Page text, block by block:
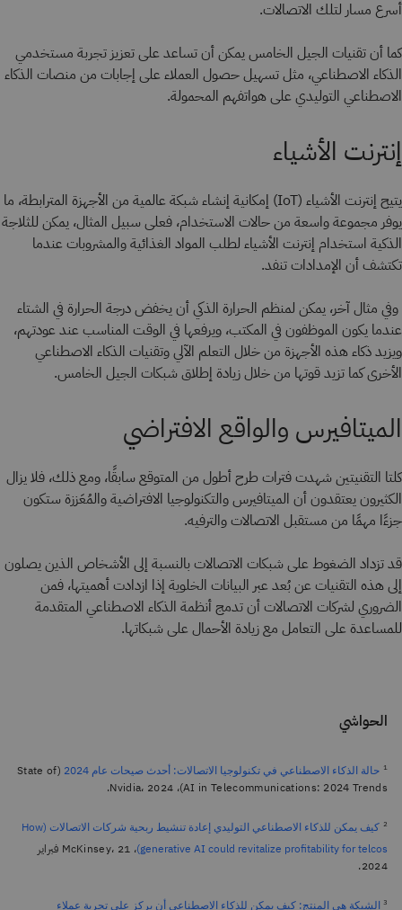
أسرع مسار لتلك الاتصالات.
كما أن تقنيات الجيل الخامس يمكن أن تساعد على تعزيز تجربة مستخدمي
الذكاء الاصطناعي، مثل تسهيل حصول العملاء على إجابات من منصات الذكاء
الاصطناعي التوليدي على هواتفهم المحمولة.
إنترنت الأشياء
يتيح إنترنت الأشياء (IoT) إمكانية إنشاء شبكة عالمية من الأجهزة المترابطة، ما
يوفر مجموعة واسعة من حالات الاستخدام، فعلى سبيل المثال، يمكن للثلاجة
الذكية استخدام إنترنت الأشياء لطلب المواد الغذائية والمشروبات عندما
تكتشف أن الإمدادات تنفد.
وفي مثال آخر، يمكن لمنظم الحرارة الذكي أن يخفض درجة الحرارة في الشتاء
عندما يكون الموظفون في المكتب، ويرفعها في الوقت المناسب عند عودتهم،
ويزيد ذكاء هذه الأجهزة من خلال التعلم الآلي وتقنيات الذكاء الاصطناعي
الأخرى كما تزيد قوتها من خلال زيادة إطلاق شبكات الجيل الخامس.
الميتافيرس والواقع الافتراضي
كلتا التقنيتين شهدت فترات طرح أطول من المتوقع سابقًا، ومع ذلك، فلا يزال
الكثيرون يعتقدون أن الميتافيرس والتكنولوجيا الافتراضية والمُعَززة ستكون
جزءًا مهمًا من مستقبل الاتصالات والترفيه.
قد تزداد الضغوط على شبكات الاتصالات بالنسبة إلى الأشخاص الذين يصلون
إلى هذه التقنيات عن بُعد عبر البيانات الخلوية إذا ازدادت أهميتها، فمن
الضروري لشركات الاتصالات أن تدمج أنظمة الذكاء الاصطناعي المتقدمة
للمساعدة على التعامل مع زيادة الأحمال على شبكاتها.
الحواشي
1 حالة الذكاء الاصطناعي في تكنولوجيا الاتصالات: أحدث صيحات عام 2024
(State of
AI in Telecommunications: 2024 Trends)، Nvidia، 2024.
2
كيف يمكن للذكاء الاصطناعي التوليدي إعادة تنشيط ربحية شركات الاتصالات (How
generative AI could revitalize profitability for telcos)
، McKinsey، 21 فبراير
2024.
3 الشبكة هي المنتج: كيف يمكن للذكاء الاصطناعي أن يركز على تجربة عملاء